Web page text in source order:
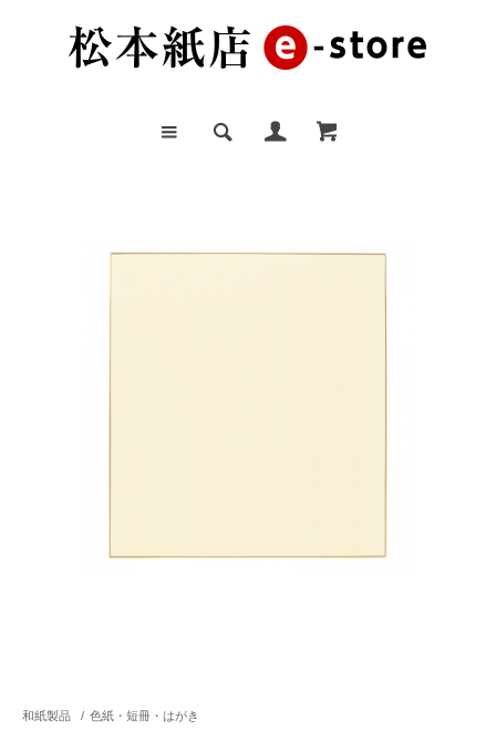
和紙製品 / 色紙・短冊・はがき